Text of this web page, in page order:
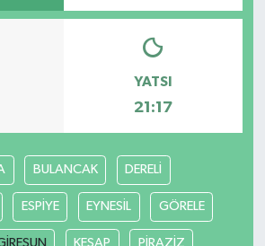
YATSI
21:17
BULANCAK DERELİ
ESPİYE EYNESİL GÖRELE
KEŞAP PİRAZİZ